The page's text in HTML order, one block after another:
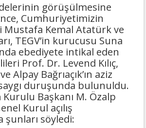
görüşülmesine
Cumhuriyetimizin
Mustafa Kemal Atatürk ve
TEGV’in kurucusu Suna
ebediyete intikal eden
Prof. Dr. Levend Kılıç,
Alpay Bağrıaçık’ın aziz
duruşunda bulunuldu.
Kurulu Başkanı M. Özalp
Kurul açılış
şunları söyledi: